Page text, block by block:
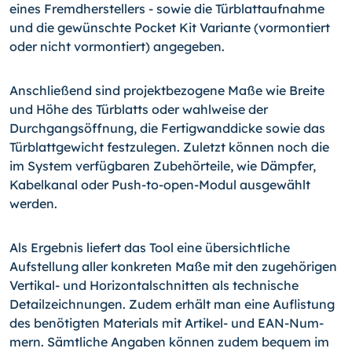
eines Fremdherstellers - sowie die Türblattaufnahme
und die gewünschte Pocket Kit Variante (vormontiert
oder nicht vormontiert) angegeben.
Anschließend sind projektbezogene Maße wie Breite
und Höhe des Türblatts oder wahlweise der
Durchgangsöffnung, die Fertigwanddicke sowie das
Türblattgewicht festzulegen. Zuletzt können noch die
im System verfügbaren Zubehörteile, wie Dämpfer,
Kabelkanal oder Push-to-open-Modul ausgewählt
werden.
Als Ergebnis liefert das Tool eine übersichtliche
Aufstellung aller konkreten Maße mit den zugehörigen
Vertikal- und Horizontalschnitten als technische
Detailzeichnungen. Zudem erhält man eine Auflistung
des benötigten Materials mit Artikel- und EAN-Num­
mern. Sämtliche Angaben können zudem bequem im